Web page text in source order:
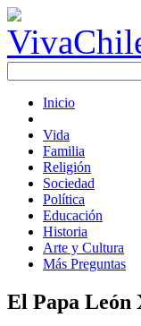
Inicio
Vida
Familia
Religión
Sociedad
Política
Educación
Historia
Arte y Cultura
Más Preguntas
El Papa León